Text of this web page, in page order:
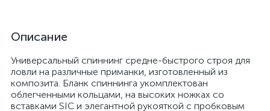
Описание
Универсальный спиннинг средне-быстрого строя для
ловли на различные приманки, изготовленный из
композита. Бланк спиннинга укомплектован
облегченными кольцами, на высоких ножках со
вставками SIC и элегантной рукояткой с пробковым